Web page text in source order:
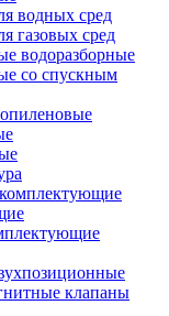
водных сред
газовых сред
водоразборные
со спускным
клапаны